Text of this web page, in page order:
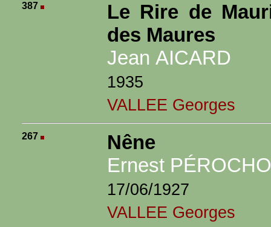
387
Le Rire de
des Maures
Jean AICARD
1935
VALLEE Georges
267
Nêne
Ernest
17/06/1927
VALLEE Georges